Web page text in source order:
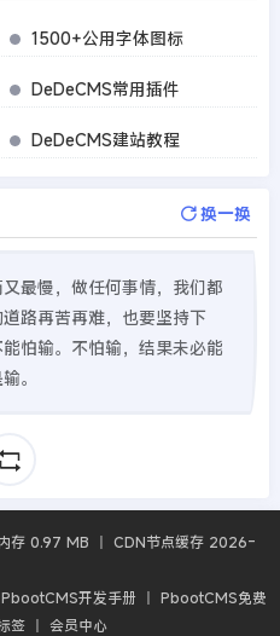
1500+公用字体图标
DeDeCMS常用插件
DeDeCMS建站教程
换一换
最慢，做任何事情，我们都
路再苦再难，也要坚持下
怕输。不怕输，结果未必能
。
存 0.97 MB 丨 CDN节点缓存 2026-
PbootCMS开发手册 丨 PbootCMS免费
签丨 会员中心